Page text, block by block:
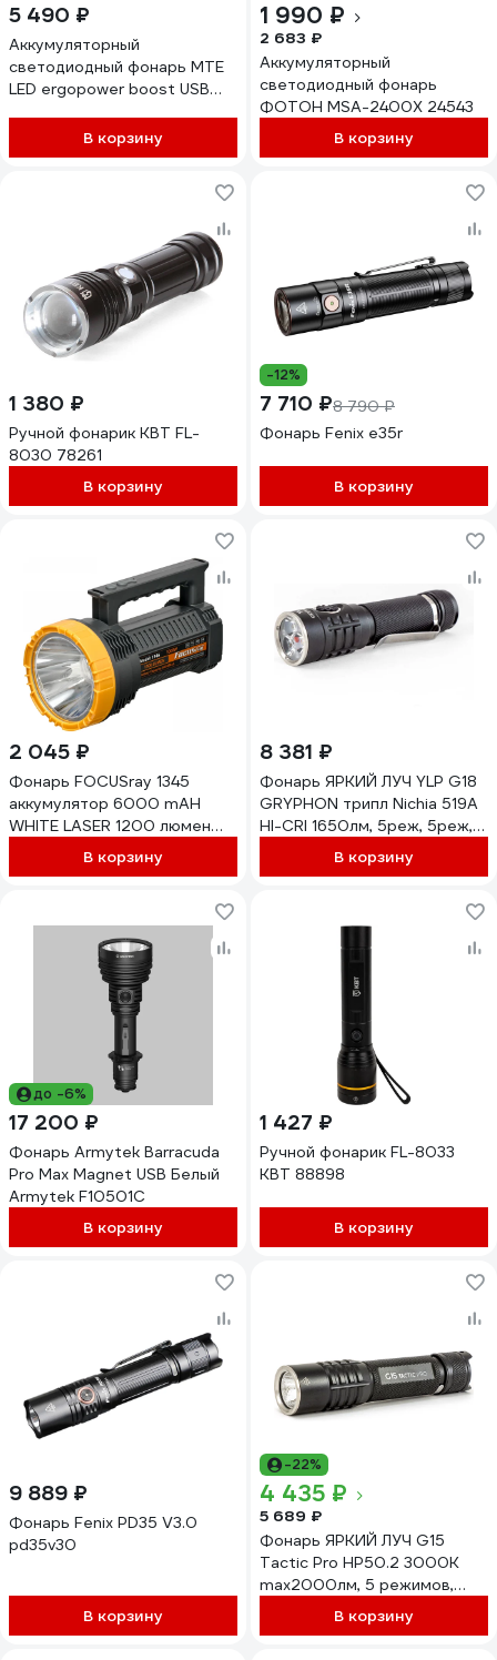
5 490 ₽
Аккумуляторный
светодиодный фонарь MTE
LED ergopower boost USB
В корзину
1 990 ₽
2 683 ₽
Аккумуляторный
светодиодный фонарь
ФОТОН MSA-2400X 24543
В корзину
1 380 ₽
Ручной фонарик КВТ FL-
8030 78261
В корзину
-12%
7 710 ₽8 790 ₽
Фонарь Fenix e35r
В корзину
2 045 ₽
Фонарь FOCUSray 1345
аккумулятор 6000 mAH
WHITE LASER 1200 люмен
USB кабель, 890583
В корзину
8 381 ₽
Фонарь ЯРКИЙ ЛУЧ YLP G18
GRYPHON трипл Nichia 519A
HI-CRI 1650лм, 5реж, 5реж,
IPX8, встр.ЗУ, акк. 2600mAh
4606400001546
В корзину
до -6%
17 200 ₽
Фонарь Armytek Barracuda
Pro Max Magnet USB Белый
Armytek F10501C
В корзину
1 427 ₽
Ручной фонарик FL-8033
КВТ 88898
В корзину
9 889 ₽
Фонарь Fenix PD35 V3.0
pd35v30
В корзину
-22%
4 435 ₽
5 689 ₽
Фонарь ЯРКИЙ ЛУЧ G15
Tactic Pro HP50.2 3000К
max2000лм, 5 режимов,
IPX8, встроенное ЗУ,
аккумулятор 18650
В корзину